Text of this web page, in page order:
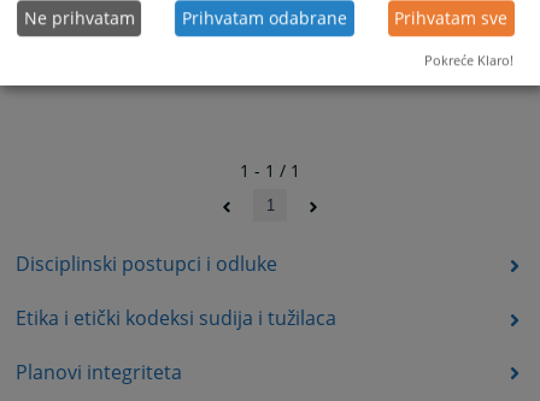
Disciplinski postupci i odluke
Etika i etički kodeksi sudija i tužilaca
Planovi integriteta
1 - 1 / 1
1
Ne prihvatam Prihvatam odabrane Prihvatam sve
Pokreće Klaro!